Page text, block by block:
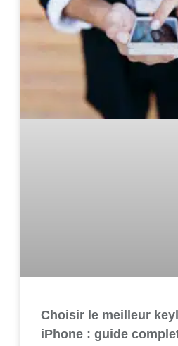
Choisir le meilleur
iPhone : guide